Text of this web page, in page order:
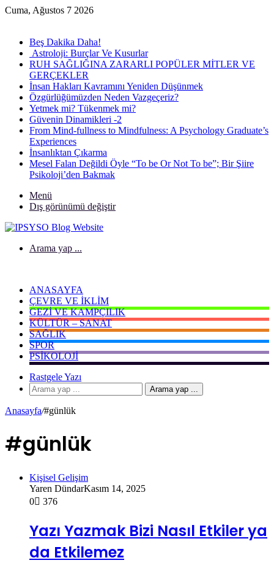
Cuma, Ağustos 7 2026
Beş Dakika Daha!
Astroloji: Burçlar Ve Kusurlar
RUH SAĞLIĞINA ZARARLI POPÜLER MİTLER VE
GERÇEKLER
İnsan Hakları Kavramını Yeniden Düşünmek
Özgürlüğümüzden Neden Vazgeçeriz?
Yetmek mi? Tükenmek mi?
Güvenin Dinamikleri -2
From Mind-fullness to Mindfulness: A Psychology Graduate’s
Experiences
İnsanlıktan Çıkarma
Mesel Falan Değildi Öyle “To be Or Not To be”; Bir Şiire
Psikoloji’den Bakmak
Menü
Dış görünümü değiştir
Arama yap ...
ANASAYFA
ÇEVRE VE İKLIM
GEZI VE KAMPÇILIK
KÜLTÜR – SANAT
SAĞLIK
SPOR
PSIKOLOJI
Rastgele Yazı
Arama yap ...
Anasayfa/#günlük
#günlük
Kişisel Gelişim
Yaren DündarKasım 14, 2025
0
376
Yazı Yazmak Bizi Nasıl Etkiler ya
da Etkilemez